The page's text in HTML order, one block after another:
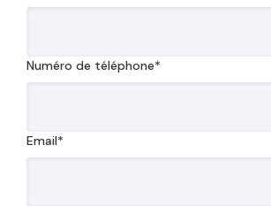
Numéro de téléphone*
Email*